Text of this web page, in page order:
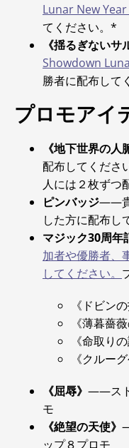
Lunar New Year
てください。*
《揺るぎないサ
Showdown
勝者に配布して
プロモアイ
《地下世界の人
配布してくださ
人には２枚ずつ
ピンバッジ――貴
した方に配布し
マジック30周年
加者や優勝者、
してください。
《ドビン
《薄暮薔
《命取り
《クルー
《屈辱》 ――スト
モ
《絶望の天使》
ップ８プロモ